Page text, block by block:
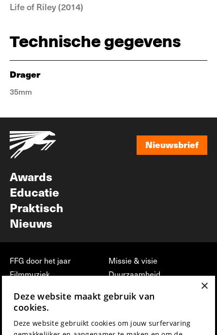
Life of Riley (2014)
Technische gegevens
Drager
35mm
Nieuwsbrief
Awards
Educatie
Praktisch
Nieuws
FFG door het jaar
Filmmuziek
Press & Industry
Film Fest Friends
Missie & visie
Duurzaamheid
vrijwilligerswerk bij FFG
Privacy & Disclaimer
×
Deze website maakt gebruik van
cookies.
Deze website gebruikt cookies om jouw surfervaring